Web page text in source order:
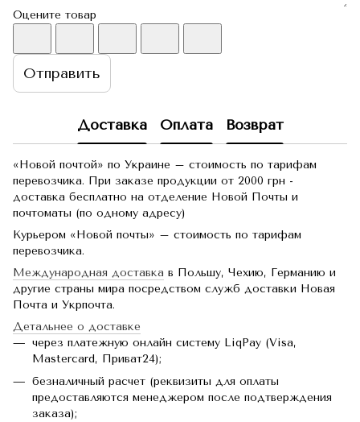
Оцените товар
Отправить
Доставка Оплата Возврат
«Новой почтой» по Украине – стоимость по тарифам
перевозчика. При заказе продукции от 2000 грн -
доставка бесплатно на отделение Новой Почты и
почтоматы (по одному адресу)
Курьером «Новой почты» – стоимость по тарифам
перевозчика.
Международная доставка в Польшу, Чехию, Германию и
другие страны мира посредством служб доставки Новая
Почта и Укрпочта.
Детальнее о доставке
через платежную онлайн систему LiqPay (Visa,
Mastercard, Приват24);
безналичный расчет (реквизиты для оплаты
предоставляются менеджером после подтверждения
заказа);